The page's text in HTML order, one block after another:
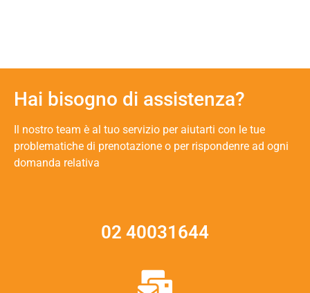
Hai bisogno di assistenza?
Il nostro team è al tuo servizio per aiutarti con le tue
problematiche di prenotazione o per rispondenre ad ogni
domanda relativa
02 40031644